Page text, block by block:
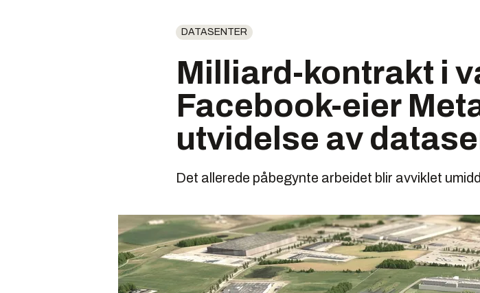
DATASENTER
Milliard-kontrakt i
Facebook-eier
utvidelse av
Det allerede påbegynte arbeidet blir avviklet